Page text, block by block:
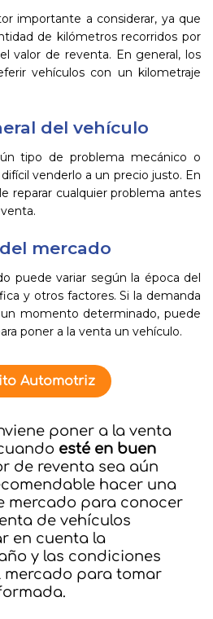
importante a considerar, ya que
de kilómetros recorridos por
valor de reventa. En general, los
vehículos con un kilometraje
del vehículo
tipo de problema mecánico o
venderlo a un precio justo. En
reparar cualquier problema antes
mercado
puede variar según la época del
y otros factores. Si la demanda
momento determinado, puede
poner a la venta un vehículo.
Automotriz
poner a la venta
esté en buen
de reventa sea aún
hacer una
mercado para conocer
de vehículos
en cuenta la
y las condiciones
mercado para tomar